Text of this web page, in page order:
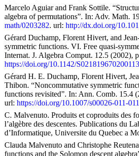
Marcelo Aguiar and Frank Sottile.
algebra of permutations”. In: Adv. Math.
math/0203282.url:http://dx.doi.org/
Gérard Duchamp, Florent Hivert, and
symmetric functions. VI. Free quasi-
Internat. J. Algebra Comput. 12.5 (2002),
https://doi.org/10.1142/
Gérard H. E. Duchamp, Florent Hivert,
Thibon. “Noncommutative symmetric
functions revisited”. In: Ann. Comb. 15.4
url:https://doi.org/10.1007/s00026-011-
C. Malvenuto.Produits et coproduits des
l’algèbre des descentes. Publications du
d’Informatique, Universite du Quebec a
Clauda Malvenuto and Christophe
functions and the Solomon descent